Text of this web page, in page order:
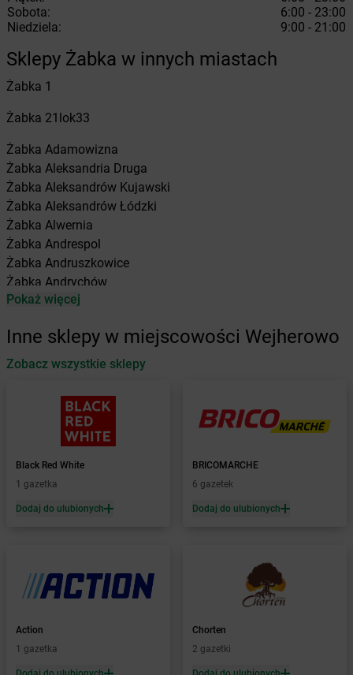
Sobota:
6:00 - 23:00
Niedziela:
9:00 - 21:00
Sklepy Żabka w innych miastach
Żabka 1
Żabka 21lok33
Żabka Adamowizna
Żabka Aleksandria Druga
Żabka Aleksandrów Kujawski
Żabka Aleksandrów Łódzki
Żabka Alwernia
Żabka Andrespol
Żabka Andruszkowice
Żabka Andrychów
Żabka Antonie
Żabka Automat
Żabka Babica
Babimost
Baborów
Baboszewo
Żabka Bachowice
Żabka Bądkowo
Żabka Bąków
Żabka Baranowo
Żabka Barcin
Żabka
Żabka Barlinek
Pokaż więcej
Inne sklepy w miejscowości Wejherowo
Zobacz wszystkie sklepy
Black Red White
1 gazetka
Dodaj do ulubionych
BRICOMARCHE
6 gazetek
Dodaj do ulubionych
Action
1 gazetka
Chorten
2 gazetki